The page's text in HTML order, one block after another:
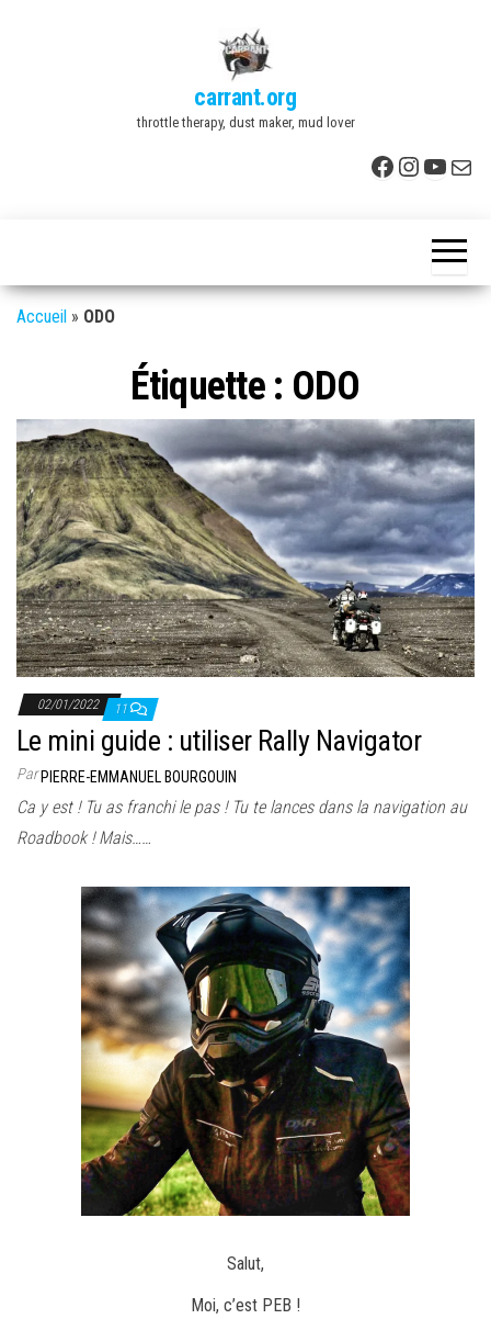
carrant.org
throttle therapy, dust maker, mud lover
Facebook
E-
Accueil » ODO
Étiquette : ODO
02/01/2022 11
Le mini guide : utiliser Rally Navigator
ParPIERRE-EMMANUEL BOURGOUIN
Ca y est ! Tu as franchi le pas ! Tu te lances dans la navigation au
Roadbook ! Mais……
Salut,
Moi, c’est PEB !